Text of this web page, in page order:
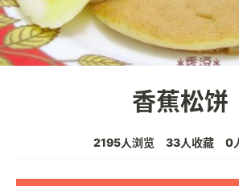
香蕉松饼
2195人浏览 33人收藏 0